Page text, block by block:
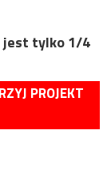
jest tylko 1/4
PROJEKT